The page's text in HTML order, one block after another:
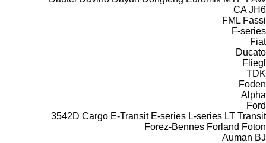
CA JH6
FML Fassi
F-series
Fiat
Ducato
Fliegl
TDK
Foden
Alpha
Ford
3542D Cargo E-Transit E-series L-series LT Transit
Forez-Bennes Forland Foton
Auman BJ